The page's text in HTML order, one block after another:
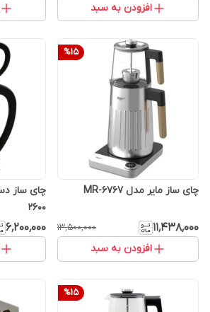
افزودن به سبد
%15
چای ساز مایر مدل MR-6767
۱۱٬۴۳۸٬۰۰۰ ۱۳٬۵۰۰٬۰۰۰
افزودن به سبد
2600
۶٬۲۰۰٬۰۰۰
%15